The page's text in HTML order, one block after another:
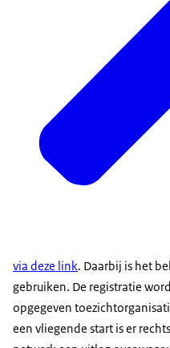
via deze link. Daarbij is het
gebruiken. De registratie
opgegeven
een vliegende start is er